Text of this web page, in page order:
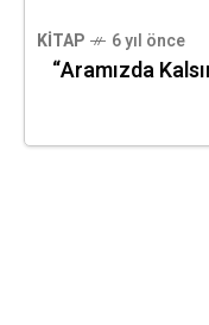
KITAP 6 yıl önce
“Aramızda